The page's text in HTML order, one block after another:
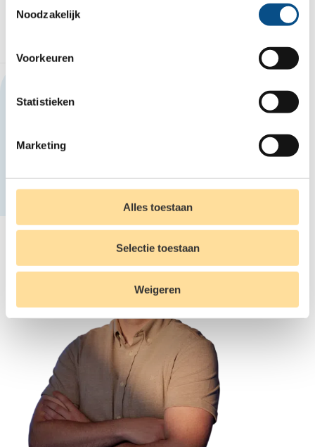
Noodzakelijk
Voorkeuren
Statistieken
Marketing
Alles toestaan
Selectie toestaan
Weigeren
Deze vacature delen?